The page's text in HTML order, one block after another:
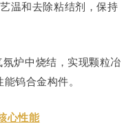
温和去除粘结剂，保持
炉中烧结，实现颗粒冶
钨合金构件。
心性能